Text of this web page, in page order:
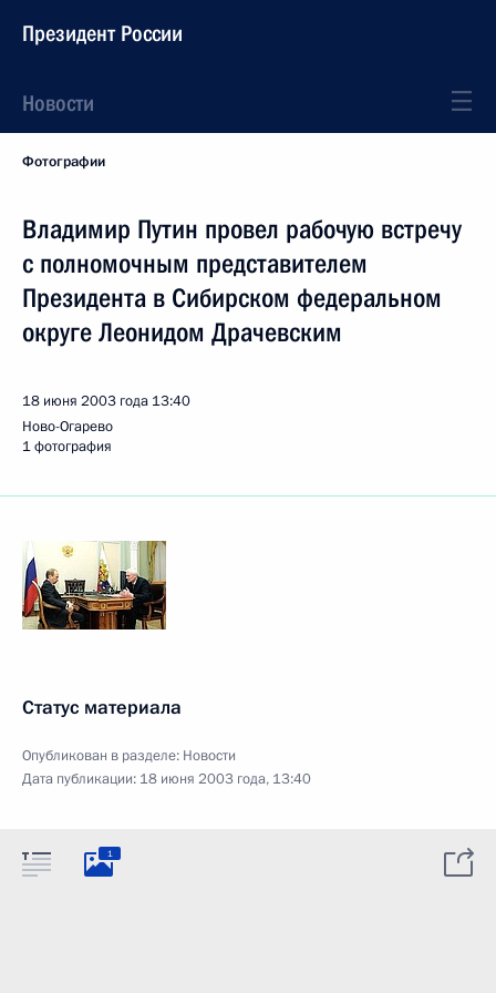
Президент России
Новости
Фотографии
Владимир Путин провел рабочую встречу
с полномочным представителем
Президента в Сибирском федеральном
округе Леонидом Драчевским
18 июня 2003 года 13:40
Ново-Огарево
1 фотография
Статус материала
Опубликован в разделе: Новости
Дата публикации: 18 июня 2003 года, 13:40
1